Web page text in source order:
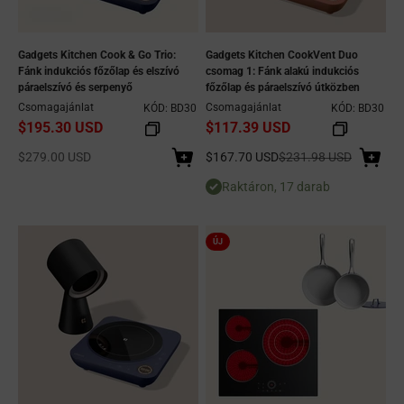
Gadgets Kitchen Cook & Go Trio:
Fánk indukciós főzőlap és elszívó
páraelszívó és serpenyő
Csomagajánlat
$195.30 USD
KÓD: BD30
Eladási ár
$279.00 USD
Gadgets Kitchen CookVent Duo
csomag 1: Fánk alakú indukciós
főzőlap és páraelszívó útközben
Csomagajánlat
$117.39 USD
KÓD: BD30
Eladási ár
$167.70 USDNormál ár
$231.98 USD
Raktáron, 17 darab
ÚJ